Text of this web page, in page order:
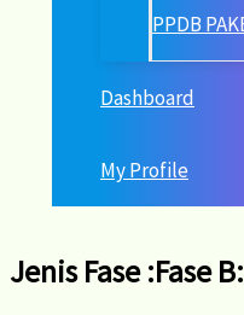
PPDB
Dashboard
My Profile
Jenis Fase :Fase